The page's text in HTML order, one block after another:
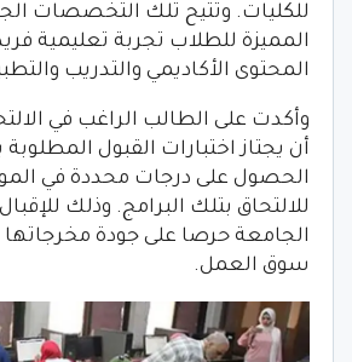
للكليات. وتتيح تلك التخصصات
المميزة للطلاب تجربة تعليمية
المحتوى الأكاديمي والتدريب
وأكدت على الطالب الراغب في
أن يجتاز اختبارات القبول
الحصول على درجات محددة في
للالتحاق بتلك البرامج. وذلك
الجامعة حرصا على جودة مخرجاتها
سوق العمل.